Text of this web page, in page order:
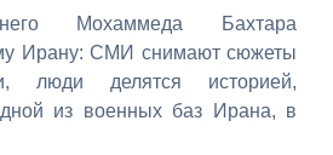
Мохаммеда Бахтара
Ирану: СМИ снимают сюжеты
люди делятся историей,
из военных баз Ирана, в